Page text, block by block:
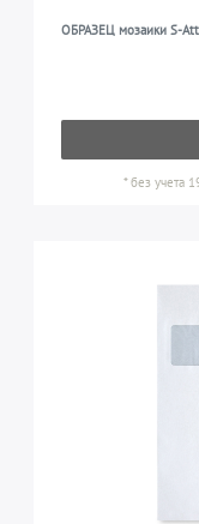
ОБРАЗЕЦ мозаики S-
*без учета